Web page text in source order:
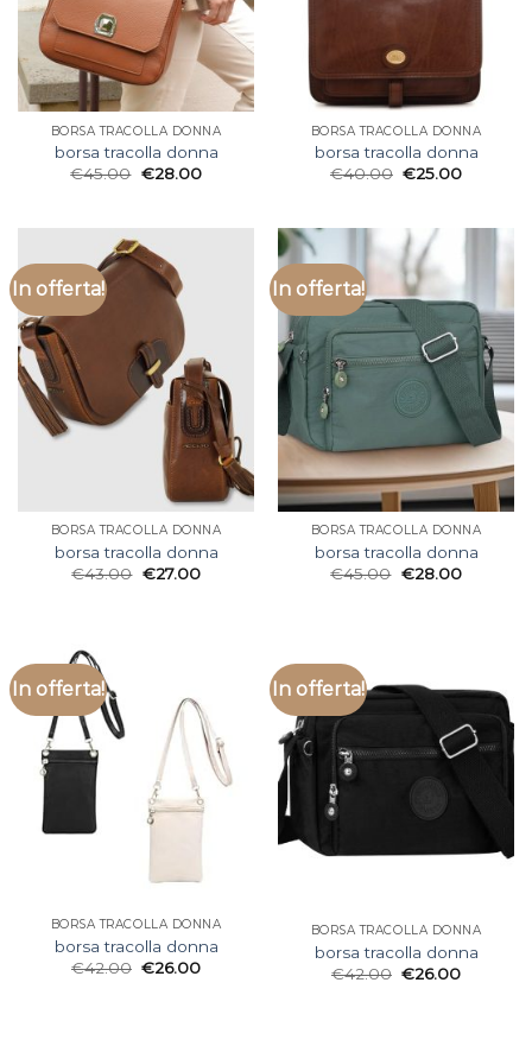
BORSA TRACOLLA DONNA
borsa tracolla donna
€45.00 €28.00
BORSA TRACOLLA DONNA
borsa tracolla donna
€40.00 €25.00
In offerta!
BORSA TRACOLLA DONNA
borsa tracolla donna
€43.00 €27.00
In offerta!
BORSA TRACOLLA DONNA
borsa tracolla donna
€45.00 €28.00
In offerta!
BORSA TRACOLLA DONNA
borsa tracolla donna
€42.00 €26.00
In offerta!
BORSA TRACOLLA DONNA
borsa tracolla donna
€42.00 €26.00